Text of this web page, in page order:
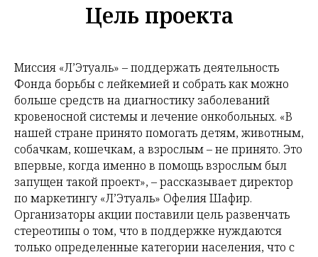
Цель проекта
Миссия «Л’Этуаль» – поддержать деятельность
Фонда борьбы с лейкемией и собрать как можно
больше средств на диагностику заболеваний
кровеносной системы и лечение онкобольных. «В
нашей стране принято помогать детям, животным,
собачкам, кошечкам, а взрослым – не принято. Это
впервые, когда именно в помощь взрослым был
запущен такой проект», – рассказывает директор
по маркетингу «Л’Этуаль» Офелия Шафир.
Организаторы акции поставили цель развенчать
стереотипы о том, что в поддержке нуждаются
только определенные категории населения, что с